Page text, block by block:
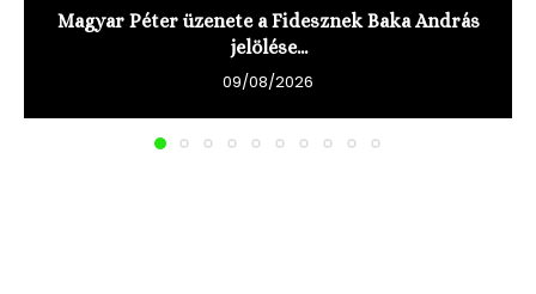
Magyar Péter üzenete a Fidesznek Baka András
jelölése...
09/08/2026